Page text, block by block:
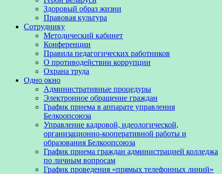
Здоровый образ жизни
Правовая культура
Сотруднику
Методический кабинет
Конференции
Правила педагогических работников
О противодействии коррупции
Охрана труда
Одно окно
Административные процедуры
Электронное обращение граждан
График приема в аппарате управления
Белкоопсоюза
Управление кадровой, идеологической,
организационно-кооперативной работы и
образования Белкоопсоюза
График приема граждан администрацией колледжа
по личным вопросам
График проведения «прямых телефонных линий»